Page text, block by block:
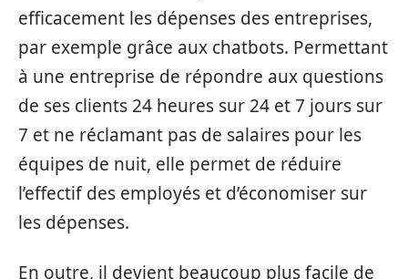
efficacement les dépenses des entreprises,
par exemple grâce aux chatbots. Permettant
à une entreprise de répondre aux questions
de ses clients 24 heures sur 24 et 7 jours sur
7 et ne réclamant pas de salaires pour les
équipes de nuit, elle permet de réduire
l’effectif des employés et d’économiser sur
les dépenses.
En outre, il devient beaucoup plus facile de